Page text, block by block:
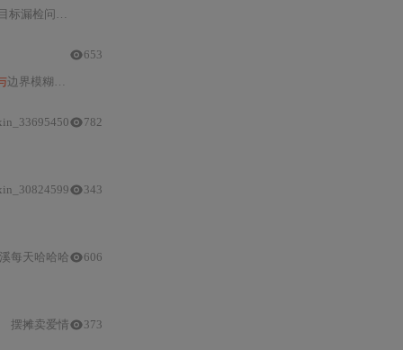
题。详细解析
边界模糊问题。涵盖平滑系数选择、多类别Dice计算、γ值动态调整、Dice-BCE/
653
782
343
每天哈哈哈 606
摆摊卖爱情 373